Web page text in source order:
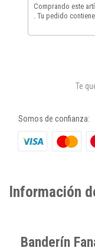
Comprando este
. Tu pedido contiene
Te
Somos de confianza:
Información
Banderín